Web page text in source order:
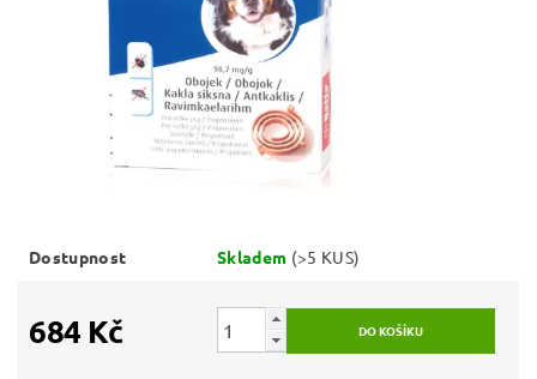
Dostupnost Skladem (>5 KUS)
684 Kč